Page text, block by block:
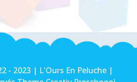
- 2023 | L'Ours En Peluche |